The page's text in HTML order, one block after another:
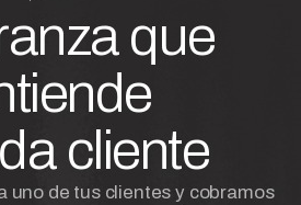
que
cliente
uno de tus clientes y cobramos